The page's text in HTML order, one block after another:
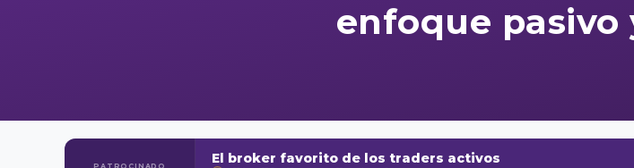
enfoque pasivo
PATROCINADO El broker favorito de los traders activos